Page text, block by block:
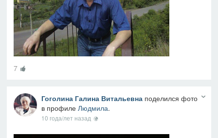
7
Гоголина Галина Витальевнаподелился фото
в профиле Людмила.
10 года/лет назад